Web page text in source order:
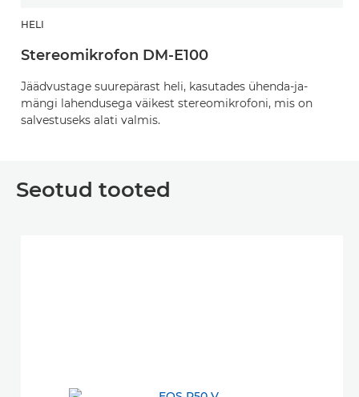
HELI
Stereomikrofon DM-E100
Jäädvustage suurepärast heli, kasutades ühenda-ja-
mängi lahendusega väikest stereomikrofoni, mis on
salvestuseks alati valmis.
Seotud tooted